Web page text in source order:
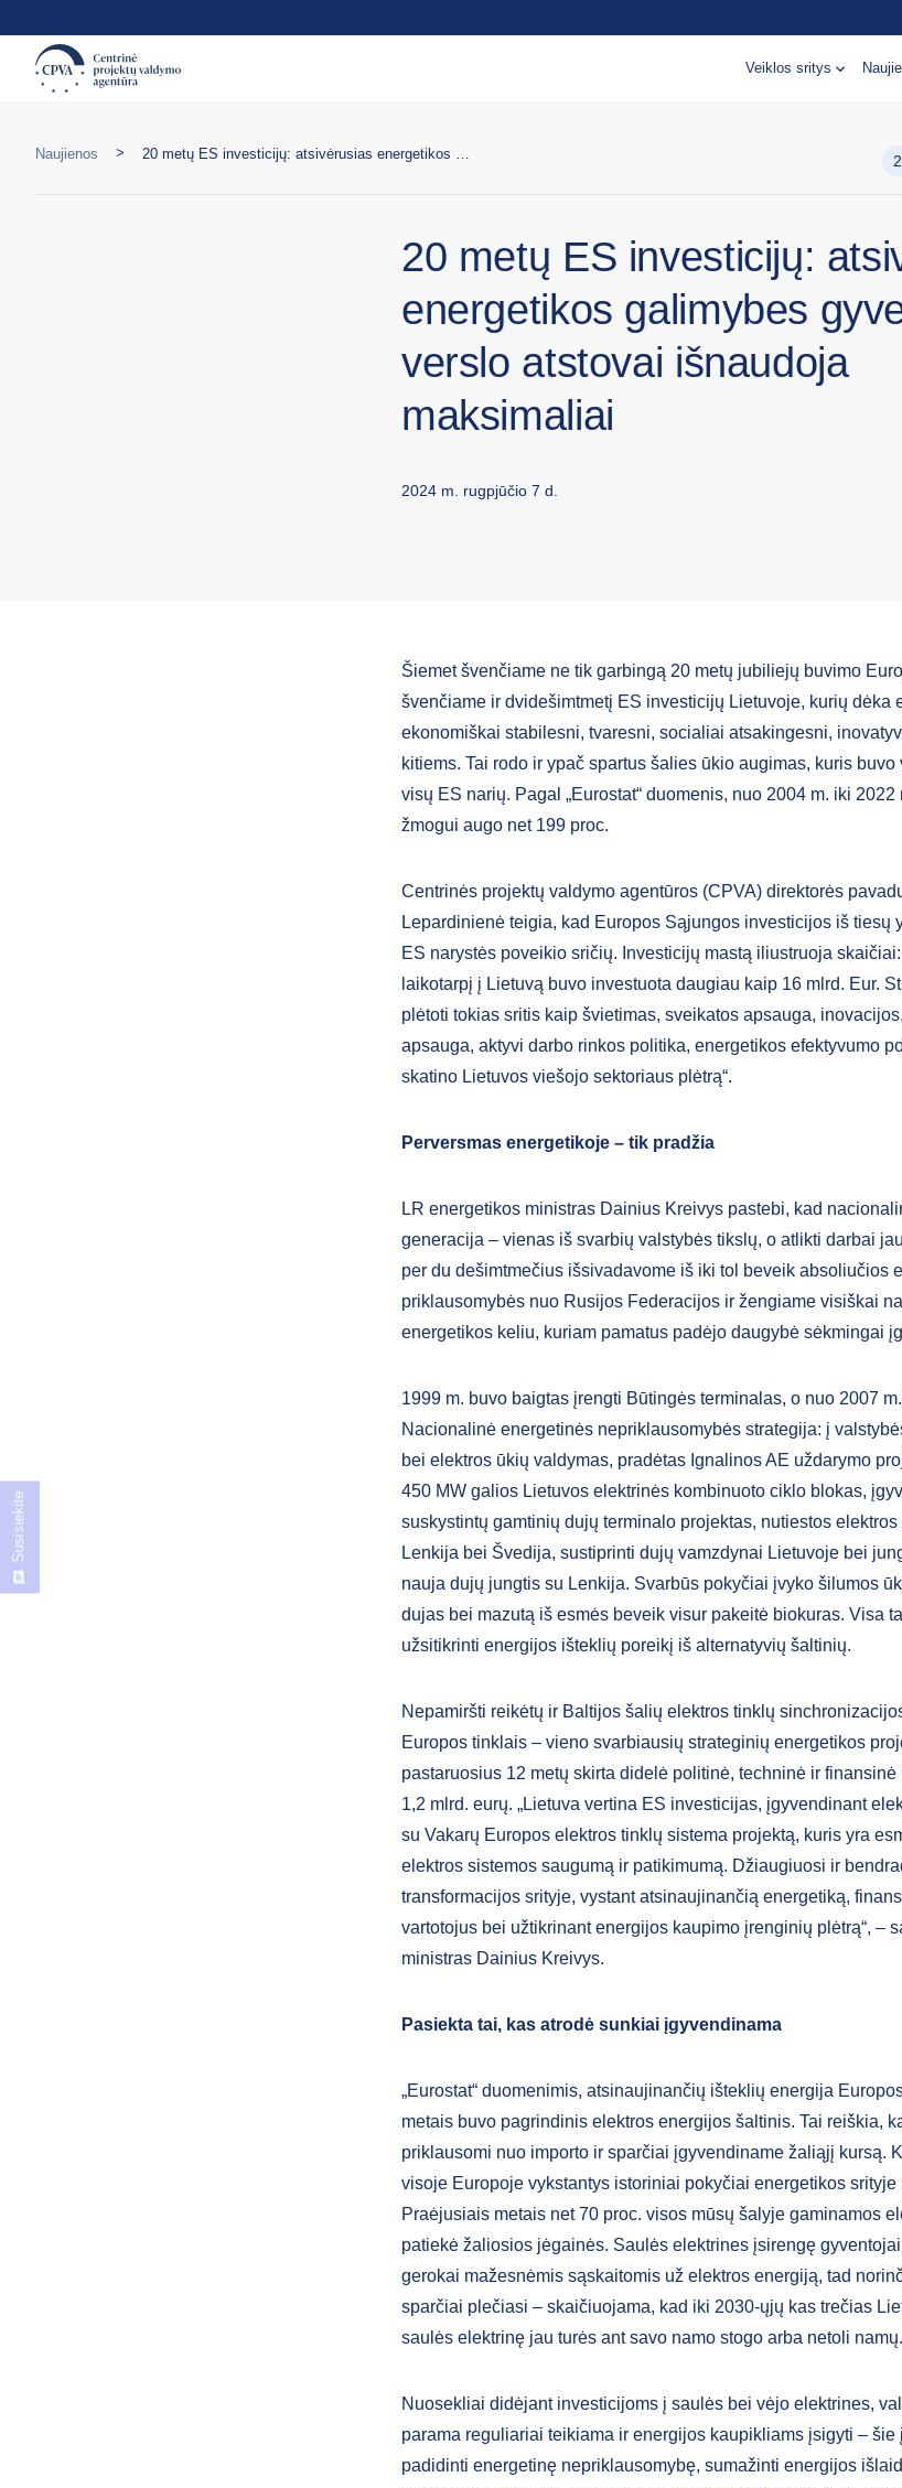
Veiklos sritys
Naujienos >
20 metų ES investicijų:
energetikos galimybes
verslo atstovai išnaudoja
maksimaliai
2024 m. rugpjūčio 7 d.
Šiemet švenčiame ne tik garbingą 20 metų jubiliejų buvimo
švenčiame ir dvidešimtmetį ES investicijų Lietuvoje, kurių dėka
ekonomiškai stabilesni, tvaresni, socialiai atsakingesni,
kitiems. Tai rodo ir ypač spartus šalies ūkio augimas, kuris
visų ES narių. Pagal „Eurostat“ duomenis, nuo 2004 m. iki 2022
žmogui augo net 199 proc.
Centrinės projektų valdymo agentūros (CPVA) direktorės
Lepardinienė teigia, kad Europos Sąjungos investicijos iš tiesų
ES narystės poveikio sričių. Investicijų mastą iliustruoja skaičiai:
laikotarpį į Lietuvą buvo investuota daugiau kaip 16 mlrd. Eur.
plėtoti tokias sritis kaip švietimas, sveikatos apsauga,
apsauga, aktyvi darbo rinkos politika, energetikos efektyvumo
skatino Lietuvos viešojo sektoriaus plėtrą“.
Perversmas energetikoje – tik pradžia
LR energetikos ministras Dainius Kreivys pastebi, kad
generacija – vienas iš svarbių valstybės tikslų, o atlikti darbai
per du dešimtmečius išsivadavome iš iki tol beveik absoliučios
priklausomybės nuo Rusijos Federacijos ir žengiame visiškai
energetikos keliu, kuriam pamatus padėjo daugybė sėkmingai
1999 m. buvo baigtas įrengti Būtingės terminalas, o nuo 2007
Nacionalinė energetinės nepriklausomybės strategija: į
bei elektros ūkių valdymas, pradėtas Ignalinos AE uždarymo
450 MW galios Lietuvos elektrinės kombinuoto ciklo blokas,
suskystintų gamtinių dujų terminalo projektas, nutiestos
Lenkija bei Švedija, sustiprinti dujų vamzdynai Lietuvoje bei
nauja dujų jungtis su Lenkija. Svarbūs pokyčiai įvyko šilumos
dujas bei mazutą iš esmės beveik visur pakeitė biokuras. Visa
užsitikrinti energijos išteklių poreikį iš alternatyvių šaltinių.
Nepamiršti reikėtų ir Baltijos šalių elektros tinklų
Europos tinklais – vieno svarbiausių strateginių energetikos
pastaruosius 12 metų skirta didelė politinė, techninė ir
1,2 mlrd. eurų. „Lietuva vertina ES investicijas, įgyvendinant
su Vakarų Europos elektros tinklų sistema projektą, kuris yra
elektros sistemos saugumą ir patikimumą. Džiaugiuosi ir
transformacijos srityje, vystant atsinaujinančią energetiką,
vartotojus bei užtikrinant energijos kaupimo įrenginių plėtrą“, –
ministras Dainius Kreivys.
Pasiekta tai, kas atrodė sunkiai įgyvendinama
„Eurostat“ duomenimis, atsinaujinančių išteklių energija
metais buvo pagrindinis elektros energijos šaltinis. Tai reiškia,
priklausomi nuo importo ir sparčiai įgyvendiname žaliąjį kursą.
visoje Europoje vykstantys istoriniai pokyčiai energetikos
Praėjusiais metais net 70 proc. visos mūsų šalyje gaminamos
patiekė žaliosios jėgainės. Saulės elektrines įsirengę
gerokai mažesnėmis sąskaitomis už elektros energiją, tad
sparčiai plečiasi – skaičiuojama, kad iki 2030-ųjų kas trečias
saulės elektrinę jau turės ant savo namo stogo arba netoli namų.
Nuosekliai didėjant investicijoms į saulės bei vėjo elektrines,
parama reguliariai teikiama ir energijos kaupikliams įsigyti –
padidinti energetinę nepriklausomybę, sumažinti energijos
Susisiekite